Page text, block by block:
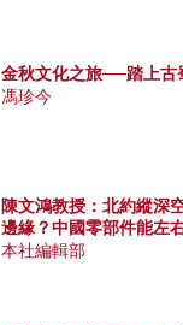
金秋文化之旅──踏上古
馮珍今
陳文鴻教授：北約縱深
邊緣？中國零部件能左
本社編輯部